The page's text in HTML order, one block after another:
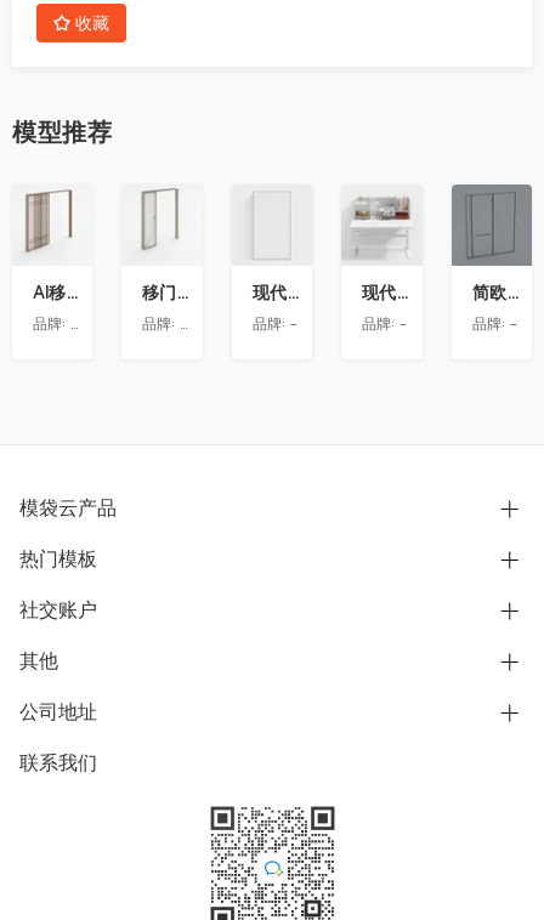
收藏
模型推荐
藏
AI移门-宋氏美学-厨房移门-J001
品牌:
效果公库
移门吊轨三联动完全打开
品牌:
万华唐唐
现代玻璃隔断
品牌: -
收
藏
现代书桌
品牌: -
简欧卫生间
品牌: -
模袋云产品
别墅设计营销
模型协同展示分享
别墅社区
别墅模板
热门模板
欧式别墅
中式别墅
日式别墅
社交账户
B站
抖音
微信公众号
其他
用户服务协议
隐私政策
公司地址
上海市浦东新区东方路1215-1217号
联系我们